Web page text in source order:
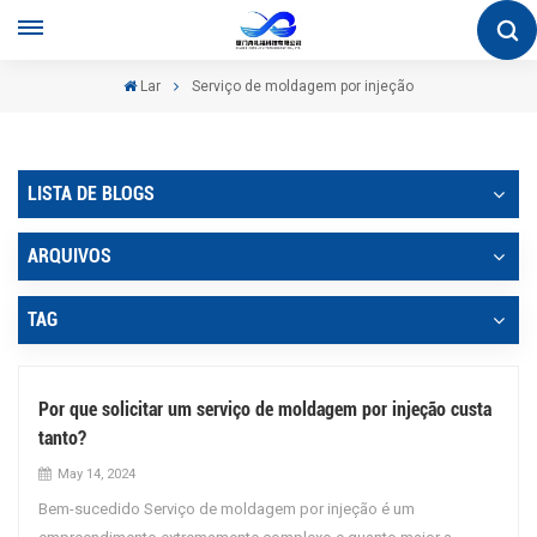
Lar Serviço de moldagem por injeção
LISTA DE BLOGS
ARQUIVOS
TAG
Por que solicitar um serviço de moldagem por injeção custa
tanto?
May 14, 2024
Bem-sucedido Serviço de moldagem por injeção é um